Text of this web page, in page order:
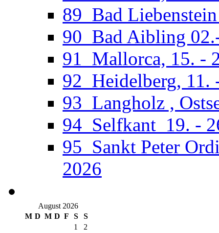
89_Bad
90_Bad Aibling
91_Mallorca, 15. -
92_Heidelberg, 11.
93_Langholz ,
94_Selfkant_19. -
95_Sankt Peter
2026
August 2026
M D M D F S
S
1
2